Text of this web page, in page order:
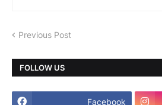
Previous Post
FOLLOW US
Facebook